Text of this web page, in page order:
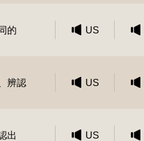
的 US
辨認 US
出 US